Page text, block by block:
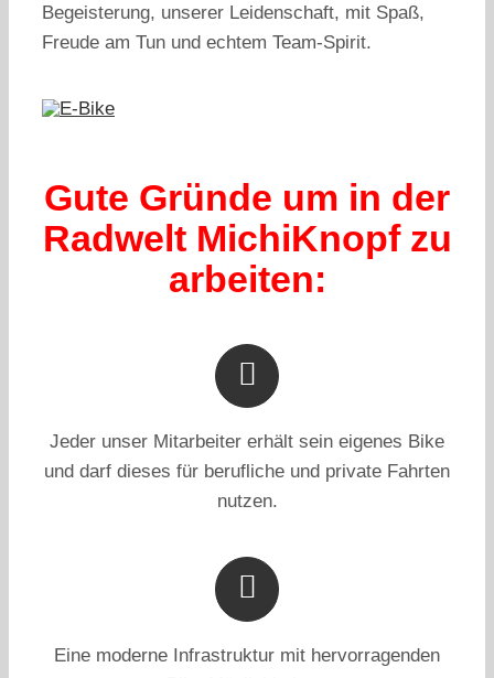
Begeisterung, unserer Leidenschaft, mit Spaß,
Freude am Tun und echtem Team-Spirit.
Gute Gründe um in der
Radwelt MichiKnopf zu
arbeiten:
Jeder unser Mitarbeiter erhält sein eigenes Bike
und darf dieses für berufliche und private Fahrten
nutzen.
Eine moderne Infrastruktur mit hervorragenden